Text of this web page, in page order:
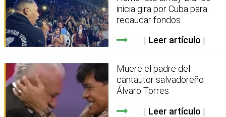
inicia gira por Cuba para
recaudar fondos
Leer artículo
Muere el padre del
cantautor salvadoreño
Álvaro Torres
Leer artículo